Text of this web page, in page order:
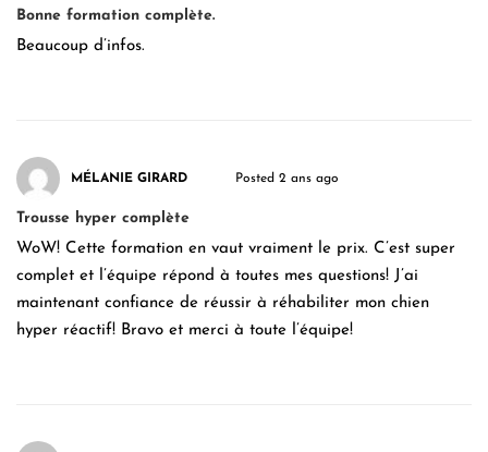
Bonne formation complète.
Beaucoup d’infos.
MÉLANIE GIRARD Posted 2 ans ago
Trousse hyper complète
WoW! Cette formation en vaut vraiment le prix. C’est super
complet et l’équipe répond à toutes mes questions! J’ai
maintenant confiance de réussir à réhabiliter mon chien
hyper réactif! Bravo et merci à toute l’équipe!